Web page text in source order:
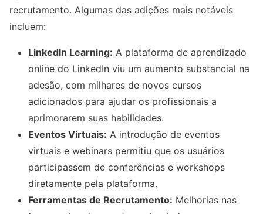
recrutamento. Algumas das adições mais notáveis
incluem:
LinkedIn Learning: A plataforma de aprendizado
online do LinkedIn viu um aumento substancial na
adesão, com milhares de novos cursos
adicionados para ajudar os profissionais a
aprimorarem suas habilidades.
Eventos Virtuais: A introdução de eventos
virtuais e webinars permitiu que os usuários
participassem de conferências e workshops
diretamente pela plataforma.
Ferramentas de Recrutamento: Melhorias nas